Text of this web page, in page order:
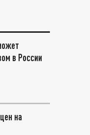
в России
на